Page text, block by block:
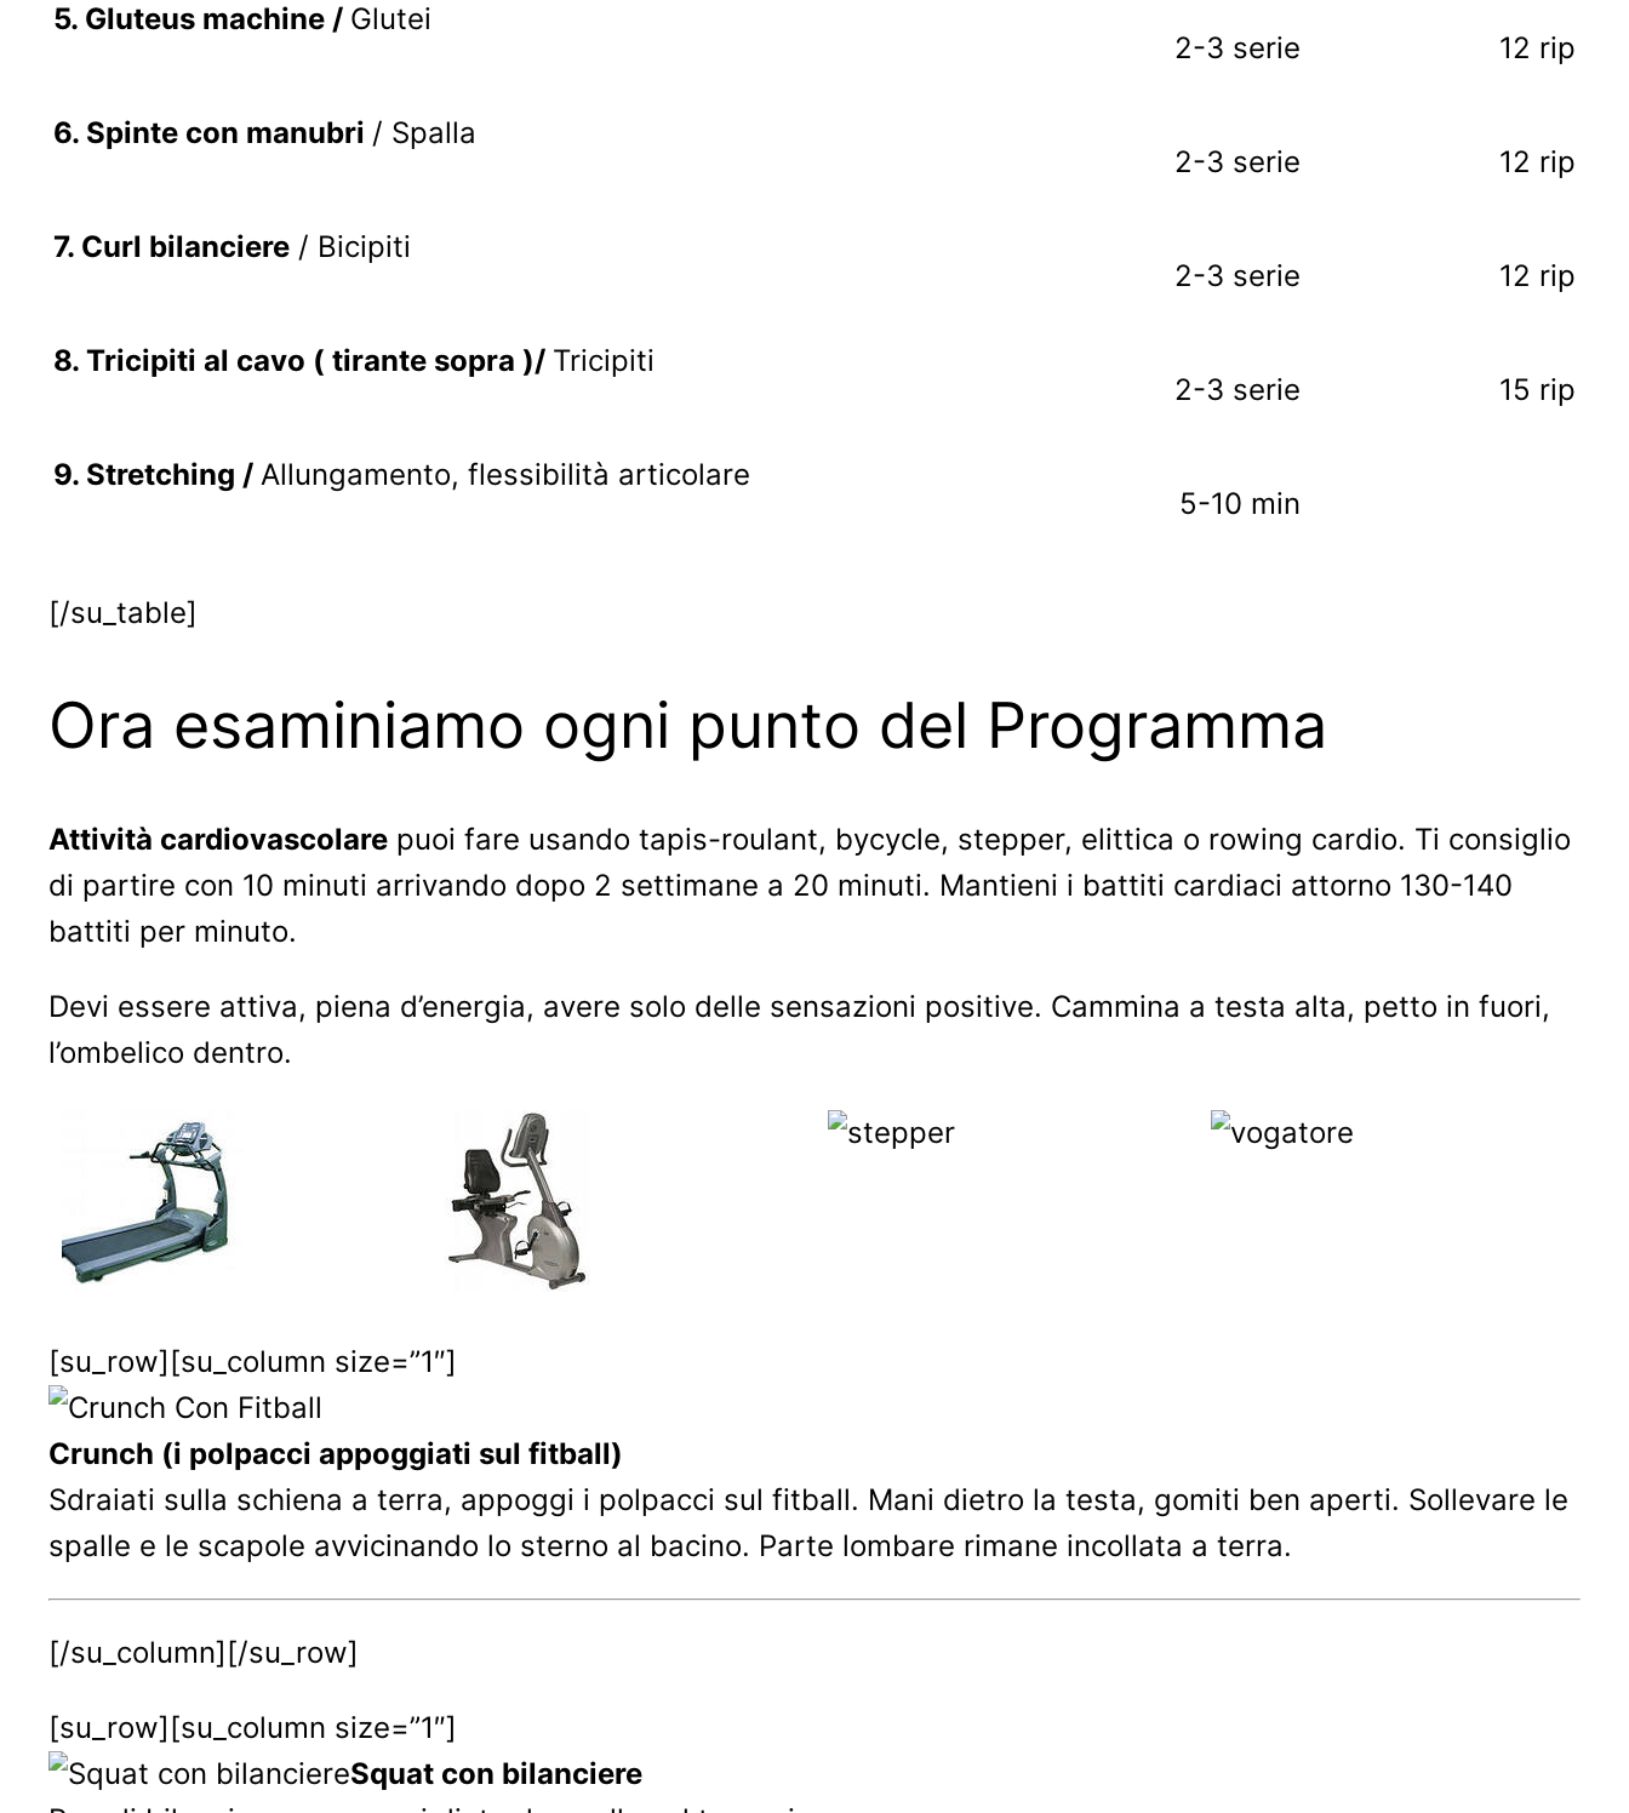
5. Gluteus machine / Glutei
2-3 serie
12 rip
6. Spinte con manubri / Spalla
2-3 serie
12 rip
7. Curl bilanciere / Bicipiti
2-3 serie
12 rip
8. Tricipiti al cavo ( tirante sopra )/ Tricipiti
2-3 serie
15 rip
9. Stretching / Allungamento, flessibilità articolare
5-10 min
[/su_table]
Ora esaminiamo ogni punto del Programma
Attività cardiovascolare puoi fare usando tapis-roulant, bycycle, stepper, elittica o rowing cardio. Ti consiglio
di partire con 10 minuti arrivando dopo 2 settimane a 20 minuti. Mantieni i battiti cardiaci attorno 130-140
battiti per minuto.
Devi essere attiva, piena d’energia, avere solo delle sensazioni positive. Cammina a testa alta, petto in fuori,
l’ombelico dentro.
[su_row][su_column size=”1″]
Crunch (i polpacci appoggiati sul fitball)
Sdraiati sulla schiena a terra, appoggi i polpacci sul fitball. Mani dietro la testa, gomiti ben aperti. Sollevare le
spalle e le scapole avvicinando lo sterno al bacino. Parte lombare rimane incollata a terra.
[/su_column][/su_row]
[su_row][su_column size=”1″]
Squat con bilanciere